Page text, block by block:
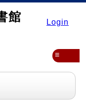
Login
≡